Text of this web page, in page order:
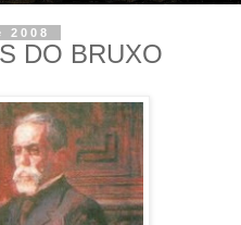
2008
DO BRUXO